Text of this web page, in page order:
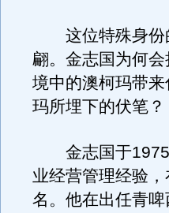
这位特殊身份
翩。金志国为何
境中的澳柯玛带
玛所埋下的伏笔？
金志国于1975
业经营管理经验
名。他在出任青